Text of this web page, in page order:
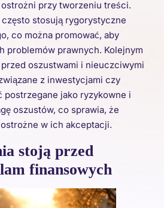
przy tworzeniu treści.
stosują rygorystyczne
co można promować, aby
problemów prawnych. Kolejnym
oszustwami i nieuczciwymi
z inwestycjami czy
postrzegane jako ryzykowne i
oszustów, co sprawia, że
w ich akceptacji.
stoją przed
finansowych